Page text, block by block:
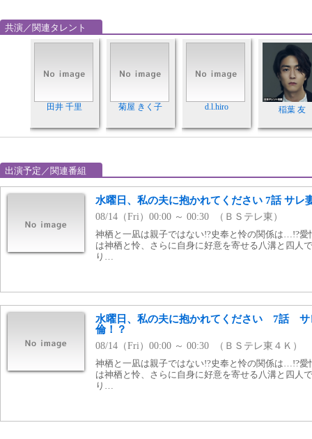
共演／関連タレント
田井 千里 菊屋 きく子 d.l.hiro 稲葉 友
出演予定／関連番組
水曜日、私の夫に抱かれてください 7話 サレ
08/14（Fri）00:00 ～ 00:30 （ＢＳテレ東）
神栖と一凪は親子ではない!?史奉と怜の関係は…!?愛
は神栖と怜、さらに自身に好意を寄せる八溝と四人
り…
水曜日、私の夫に抱かれてください 7話 サ
倫！？
08/14（Fri）00:00 ～ 00:30 （ＢＳテレ東４Ｋ）
神栖と一凪は親子ではない!?史奉と怜の関係は…!?愛
は神栖と怜、さらに自身に好意を寄せる八溝と四人
り…